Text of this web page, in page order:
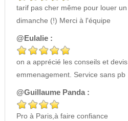
tarif pas cher même pour louer
dimanche (!) Merci à l'équipe
@Eulalie :
on a apprécié les conseils et
emmenagement. Service sans pb
@Guillaume Panda :
Pro à Paris,à faire confiance